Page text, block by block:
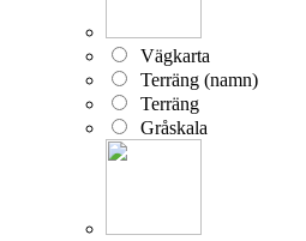
Vägkarta
Terräng (namn)
Terräng
Gråskala